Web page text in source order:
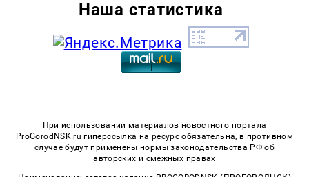
Наша статистика
При использовании материалов новостного портала
ProGorodNSK.ru гиперссылка на ресурс обязательна, в противном
случае будут применены нормы законодательства РФ об
авторских и смежных правах